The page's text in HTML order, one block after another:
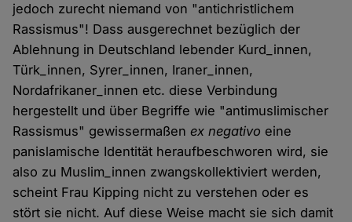
jedoch zurecht niemand von "antichristlichem
Rassismus"! Dass ausgerechnet bezüglich der
Ablehnung in Deutschland lebender Kurd_innen,
Türk_innen, Syrer_innen, Iraner_innen,
Nordafrikaner_innen etc. diese Verbindung
hergestellt und über Begriffe wie "antimuslimischer
Rassismus" gewissermaßenex negativo eine
panislamische Identität heraufbeschworen wird, sie
also zu Muslim_innen zwangskollektiviert werden,
scheint Frau Kipping nicht zu verstehen oder es
stört sie nicht. Auf diese Weise macht sie sich damit